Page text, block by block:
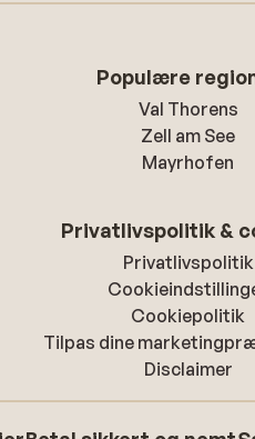
Populære
Val Thorens
Zell am See
Mayrhofen
Privatlivspolitik &
Privatlivspolitik
Cookiepolitik
Tilpas dine
Disclaimer